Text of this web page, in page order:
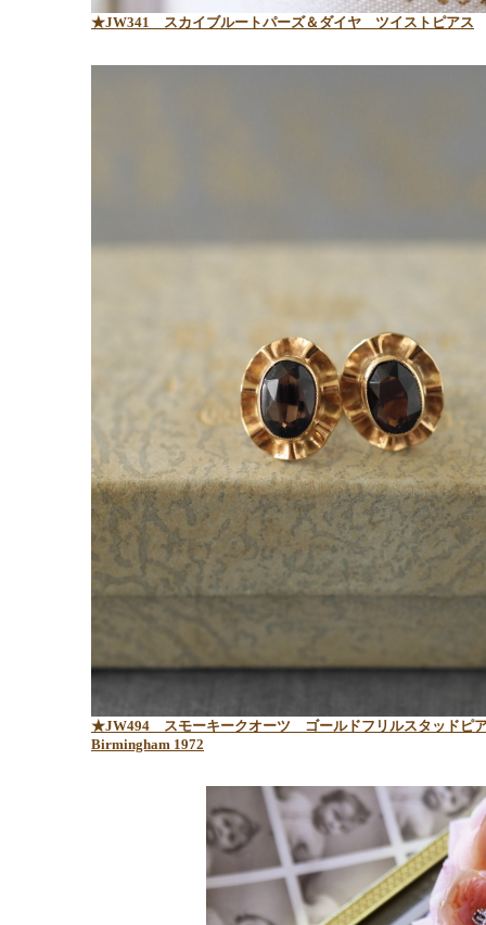
★JW341 スカイブルートパーズ＆ダイヤ ツイストピアス
★JW494
スモーキークオーツ ゴールドフリルスタッドピ
Birmingham 1972